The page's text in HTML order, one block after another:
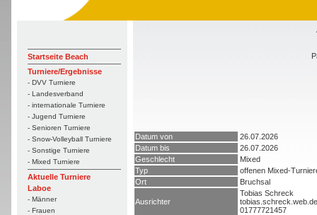
Startseite Beach
Turniere/Ergebnisse
- DVV Turniere
- Landesverband
- internationale Turniere
- Jugend Turniere
- Senioren Turniere
- Snow-Volleyball Turniere
- Sonstige Turniere
- Mixed Turniere
Aktuelle Turniere
Laboe
- Männer
- Frauen
Datum von
26.07.2026
Datum bis
26.07.2026
Geschlecht
Mixed
Typ
offenen Mixed-
Ort
Bruchsal
Ausrichter
Tobias Schreck
01777721457